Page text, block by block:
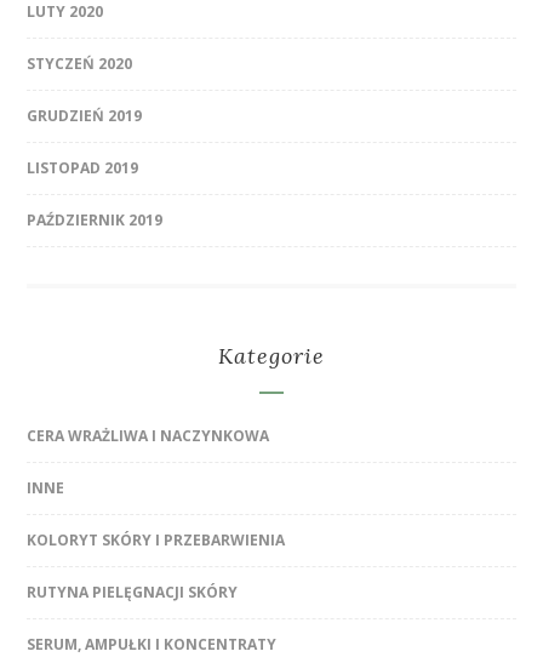
LUTY 2020
STYCZEŃ 2020
GRUDZIEŃ 2019
LISTOPAD 2019
PAŹDZIERNIK 2019
Kategorie
CERA WRAŻLIWA I NACZYNKOWA
INNE
KOLORYT SKÓRY I PRZEBARWIENIA
RUTYNA PIELĘGNACJI SKÓRY
SERUM, AMPUŁKI I KONCENTRATY